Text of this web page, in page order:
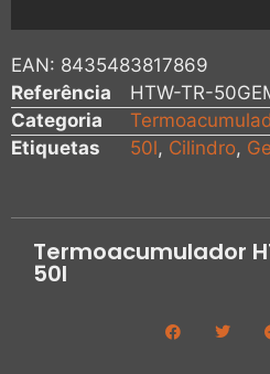
EAN: 8435483817869
Referência
HTW-TR-
Categoria
Etiquetas
50l, Cilindro,
Termoacumulador
50l